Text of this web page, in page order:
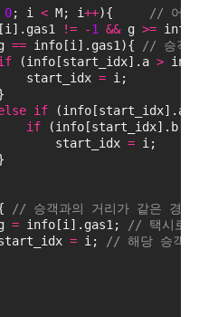
0; i < M; i++){
// 어떤
!= -1 && g >=
== info[i].gas1){
// 승객
(info[start_idx].a >
= i;
if (info[start_idx].a
if (info[start_idx].b
= i;
// 승객과의 거리가 같은 경우
= info[i].gas1;
// 택시로
= i;
// 해당 승객